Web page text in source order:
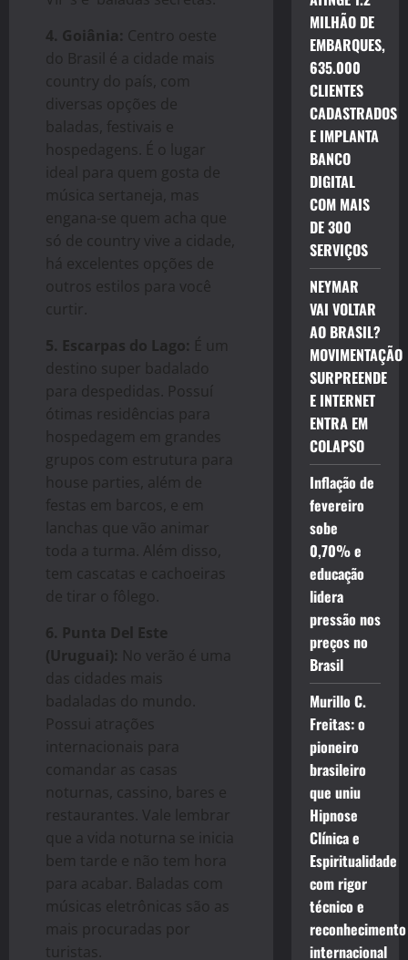
4. Goiânia: Centro oeste
do Brasil é a cidade mais
country do país, com
diversas opções de
baladas, festivais e
hospedagens. É o lugar
ideal para quem gosta de
música sertaneja, mas
engana-se quem acha que
só de country vive a cidade,
há excelentes opções de
outros estilos para você
curtir.
5. Escarpas do Lago: É um
destino super badalado
para despedidas. Possuí
ótimas residências para
hospedagem em grandes
grupos com estrutura para
house parties, além de
festas em barcos, e em
lanchas que vão animar
toda a turma. Além disso,
tem cascatas e cachoeiras
de tirar o fôlego.
6. Punta Del Este
(Uruguai): No verão é uma
das cidades mais
badaladas do mundo.
Possui atrações
internacionais para
comandar as casas
noturnas, cassino, bares e
restaurantes. Vale lembrar
que a vida noturna se inicia
bem tarde e não tem hora
para acabar. Baladas com
músicas eletrônicas são as
mais procuradas por
turistas.
MILHÃO DE
EMBARQUES,
635.000
CLIENTES
CADASTRADOS
E IMPLANTA
BANCO
DIGITAL
COM MAIS
DE 300
SERVIÇOS
NEYMAR
VAI VOLTAR
AO BRASIL?
MOVIMENTAÇÃO
SURPREENDE
E INTERNET
ENTRA EM
COLAPSO
Inflação de
fevereiro
sobe
0,70% e
educação
lidera
pressão nos
preços no
Brasil
Murillo C.
Freitas: o
pioneiro
brasileiro
que uniu
Hipnose
Clínica e
Espiritualidade
com rigor
técnico e
reconhecimento
internacional